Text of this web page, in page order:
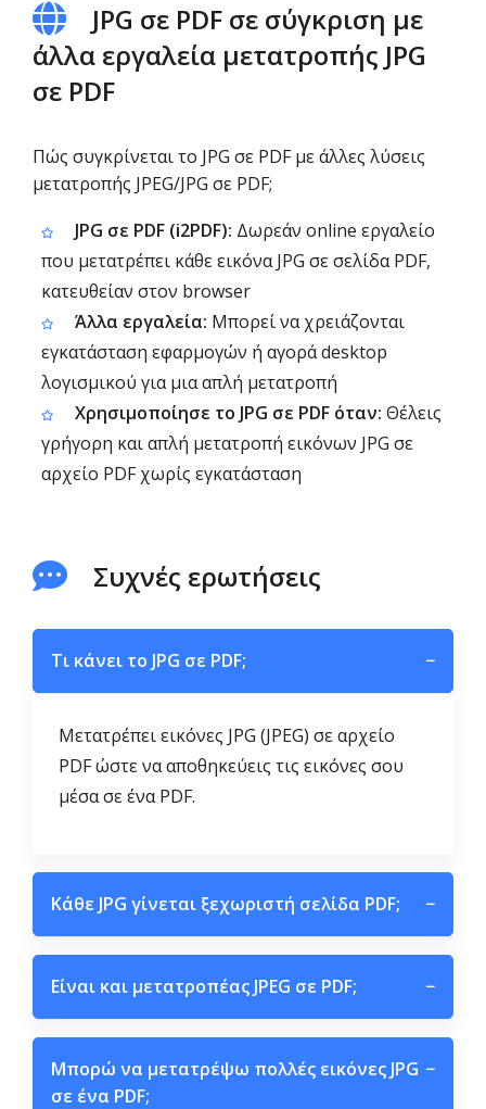
JPG σε PDF σε σύγκριση με
άλλα εργαλεία μετατροπής JPG
σε PDF
Πώς συγκρίνεται το JPG σε PDF με άλλες λύσεις
μετατροπής JPEG/JPG σε PDF;
JPG σε PDF (i2PDF): Δωρεάν online εργαλείο
που μετατρέπει κάθε εικόνα JPG σε σελίδα PDF,
κατευθείαν στον browser
Άλλα εργαλεία: Μπορεί να χρειάζονται
εγκατάσταση εφαρμογών ή αγορά desktop
λογισμικού για μια απλή μετατροπή
Χρησιμοποίησε το JPG σε PDF όταν: Θέλεις
γρήγορη και απλή μετατροπή εικόνων JPG σε
αρχείο PDF χωρίς εγκατάσταση
Συχνές ερωτήσεις
Τι κάνει το JPG σε PDF; −
Μετατρέπει εικόνες JPG (JPEG) σε αρχείο
PDF ώστε να αποθηκεύεις τις εικόνες σου
μέσα σε ένα PDF.
Κάθε JPG γίνεται ξεχωριστή σελίδα PDF; −
Είναι και μετατροπέας JPEG σε PDF; −
Μπορώ να μετατρέψω πολλές εικόνες JPG
σε ένα PDF;
−